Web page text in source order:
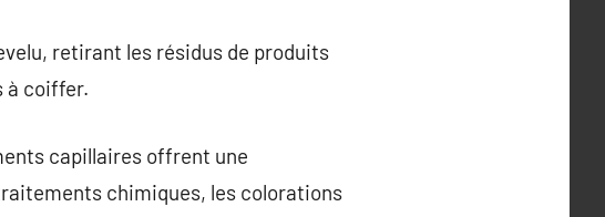
retirant les résidus de produits
à coiffer.
capillaires offrent une
chimiques, les colorations